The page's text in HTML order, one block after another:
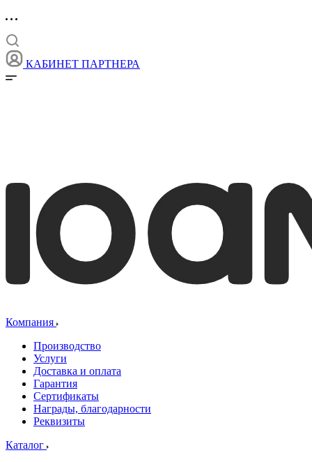
КАБИНЕТ ПАРТНЕРА
Компания
Производство
Услуги
Доставка и оплата
Гарантия
Сертификаты
Награды, благодарности
Реквизиты
Каталог